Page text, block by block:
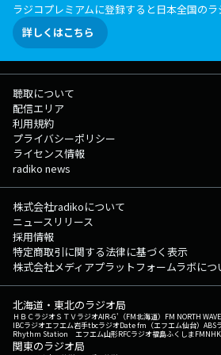
ラジコプレミアムに登録すると日本全国の
詳しくはこちら
聴取について
配信エリア
利用規約
プライバシーポリシー
ライセンス情報
radiko news
株式会社radikoについて
ニュースリリース
採用情報
特定商取引に関する法律に基づく表示
株式会社メディアプラットフォームラボにつ
北海道・東北のラジオ局
ＨＢＣラジオＳＴＶラジオAIR-G'（FM北海道） FM NORTH WAVE
IBCラジオエフエム岩手tbcラジオDate fm（エフエム仙台） ABS
Rhythm Station エフエム山形RFCラジオ福島ふくしまFM
関東のラジオ局